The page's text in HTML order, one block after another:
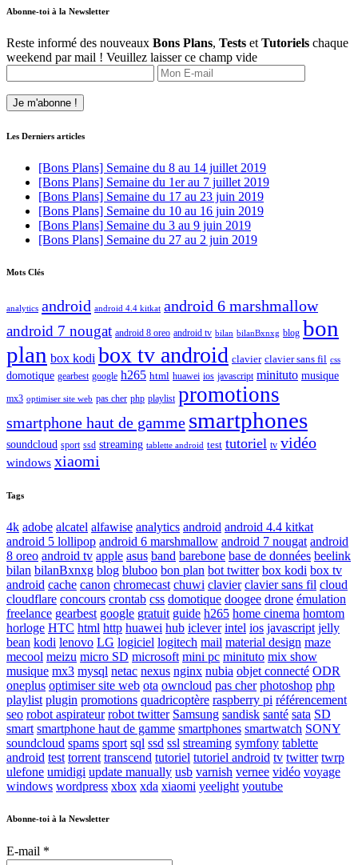
Abonne-toi à la Newsletter
Reste informé des nouveaux Bons Plans, Tests et Tutoriels chaque
weekend par mail ! Veuillez laisser ce champ vide
Les Derniers articles
[Bons Plans] Semaine du 8 au 14 juillet 2019
[Bons Plans] Semaine du 1er au 7 juillet 2019
[Bons Plans] Semaine du 17 au 23 juin 2019
[Bons Plans] Semaine du 10 au 16 juin 2019
[Bons Plans] Semaine du 3 au 9 juin 2019
[Bons Plans] Semaine du 27 au 2 juin 2019
Mots Clés
analytics android android 4.4 kitkat android 6 marshmallow
android 7 nougat android 8 oreo android tv bilan bilanBxnxg blog bon
plan box kodi box tv android clavier clavier sans fil css
domotique gearbest google h265 html huawei ios javascript minituto musique
mx3 optimiser site web pas cher php playlist promotions
smartphone haut de gamme smartphones
soundcloud sport ssd streaming tablette android test tutoriel tv vidéo
windows xiaomi
Tags
4k adobe alcatel alfawise analytics android android 4.4 kitkat
android 5 lollipop android 6 marshmallow android 7 nougat android
8 oreo android tv apple asus band barebone base de données beelink
bilan bilanBxnxg blog bluboo bon plan bot twitter box kodi box tv
android cache canon chromecast chuwi clavier clavier sans fil cloud
cloudflare concours crontab css domotique doogee drone émulation
freelance gearbest google gratuit guide h265 home cinema homtom
horloge HTC html http huawei hub iclever intel ios javascript jelly
bean kodi lenovo LG logiciel logitech mail material design maze
mecool meizu micro SD microsoft mini pc minituto mix show
musique mx3 mysql netac nexus nginx nubia objet connecté ODR
oneplus optimiser site web ota owncloud pas cher photoshop php
playlist plugin promotions quadricoptère raspberry pi référencement
seo robot aspirateur robot twitter Samsung sandisk santé sata SD
smart smartphone haut de gamme smartphones smartwatch SONY
soundcloud spams sport sql ssd ssl streaming symfony tablette
android test torrent transcend tutoriel tutoriel android tv twitter twrp
ulefone umidigi update manually usb varnish vernee vidéo voyage
windows wordpress xbox xda xiaomi yeelight youtube
Abonne-toi à la Newsletter
E-mail *